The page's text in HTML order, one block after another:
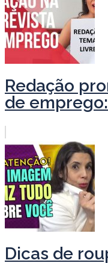
Redação
de
Dicas de